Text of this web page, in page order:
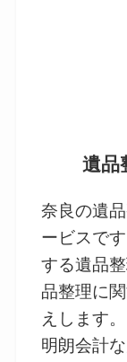
遺品
奈良の遺
ービスで
する遺品
品整理に
えします。
明朗会計